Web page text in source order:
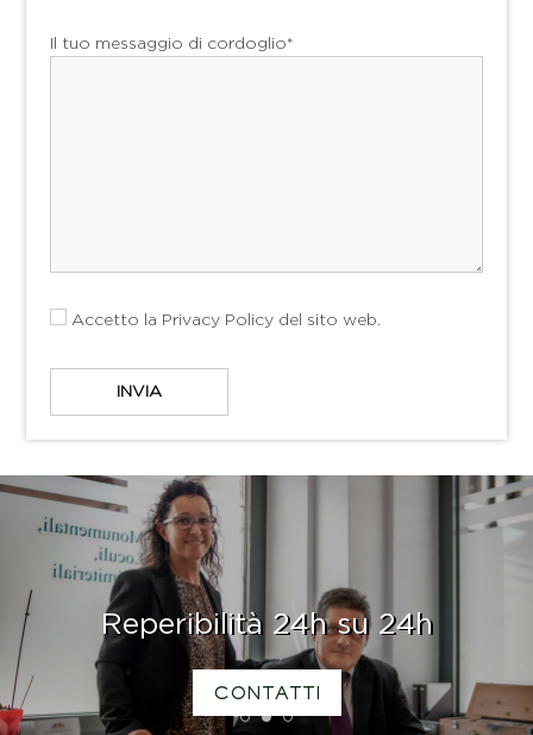
Il tuo messaggio di cordoglio*
Accetto la Privacy Policy del sito web.
1 2 3
Reperibilità 24h su 24h
CONTATTI